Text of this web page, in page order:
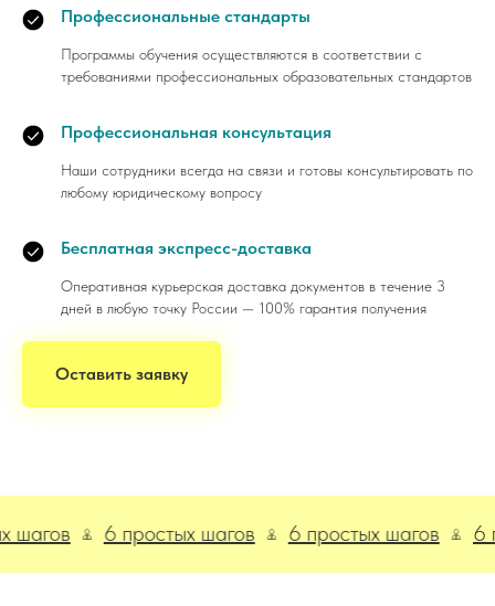
Профессиональные стандарты
Программы обучения осуществляются в соответствии с
требованиями профессиональных образовательных стандартов
Профессиональная консультация
Наши сотрудники всегда на связи и готовы консультировать по
любому юридическому вопросу
Бесплатная экспресс-доставка
Оперативная курьерская доставка документов в течение 3
дней в любую точку России — 100% гарантия получения
Оставить заявку
6 простых шагов 6 простых шагов 6